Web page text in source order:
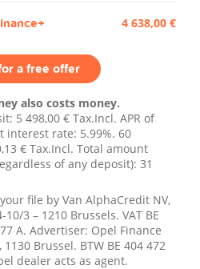
4 638,00 €
a free offer
also costs money.
5 498,00 € Tax.Incl. APR of
interest rate: 5.99%. 60
€ Tax.Incl. Total amount
of any deposit): 31
file by Van AlphaCredit NV,
3 – 1210 Brussels. VAT BE
A. Advertiser: Opel Finance
Brussel. BTW BE 404 472
dealer acts as agent.